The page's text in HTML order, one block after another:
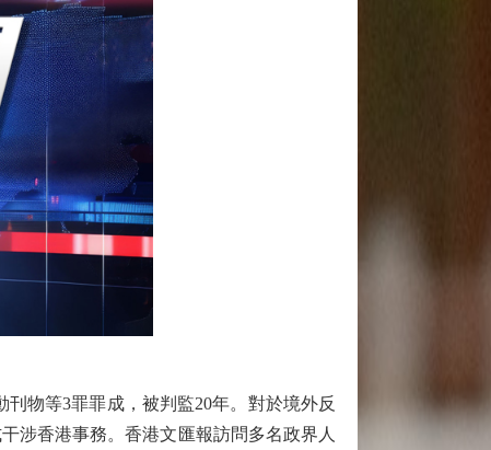
物等3罪罪成，被判監20年。對於境外反
涉香港事務。香港文匯報訪問多名政界人